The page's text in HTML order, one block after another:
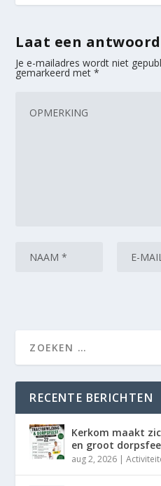
Laat een
Je e-mailadres wordt niet
gemarkeerd met*
RECENTE BERICHTEN
Kerkom maakt
en groot
aug 2, 2026 |